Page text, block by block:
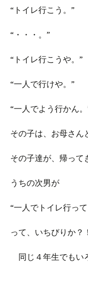
“トイレ行こう。”
“・・・。”
“トイレ行こうや。”
“一人で行けや。”
“一人でよう行かん。
その子は、お母さん
その子達が、帰って
うちの次男が
“一人でトイレ行っ
って、いちびりか？！
同じ４年生でもい